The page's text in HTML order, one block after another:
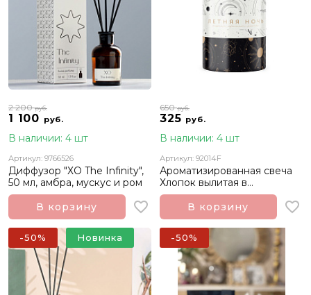
1 100 руб.
2 200руб.
В наличии: 4 шт
Артикул: 9766526
Диффузор "ХО The Infinity",
50 мл, амбра, мускус и ром
В корзину
325 руб.
650руб.
В наличии: 4 шт
Артикул: 92014F
Ароматизированная свеча
Хлопок вылитая в
стеклянной банке
В корзину
-50% Новинка -50%